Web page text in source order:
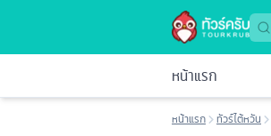
หน้าแรก
หน้าแรก ทัวร์ไต้หวัน